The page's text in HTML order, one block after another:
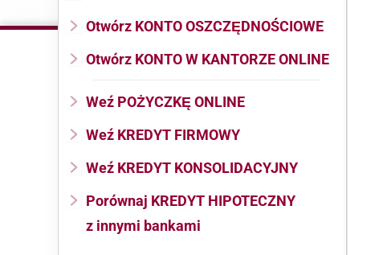
Otwórz KONTO OSZCZĘDNOŚCIOWE
Otwórz KONTO W KANTORZE ONLINE
Weź POŻYCZKĘ ONLINE
Weź KREDYT FIRMOWY
Weź KREDYT KONSOLIDACYJNY
Porównaj KREDYT HIPOTECZNY
z innymi bankami